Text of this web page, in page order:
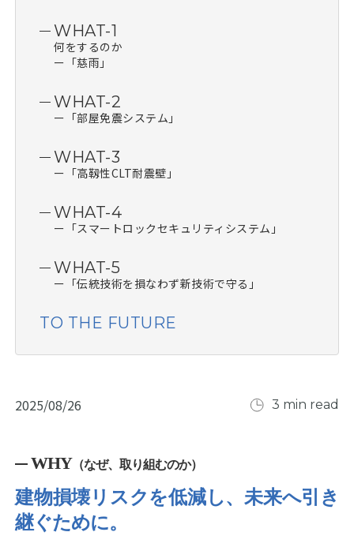
WHAT-1
何をするのか
ー「慈雨」
WHAT-2
ー「部屋免震システム」
WHAT-3
ー「高靱性CLT耐震壁」
WHAT-4
ー「スマートロックセキュリティシステム」
WHAT-5
ー「伝統技術を損なわず新技術で守る」
TO THE FUTURE
2025/08/26 3 min read
WHY （なぜ、取り組むのか）
建物損壊リスクを低減し、未来へ引き
継ぐために。